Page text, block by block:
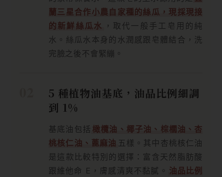
蘭三星合作小農自家種的絲瓜，現採現接
的新鮮絲瓜水 ，取代一般手工皂用的純
水。絲瓜水本身的水潤感跟皂體結合，洗
完臉之後不會緊繃。
5 種植物油基底，油品比例細調
到 1%
基底油包括 橄欖油、椰子油、棕櫚油、杏
桃核仁油、蓖麻油 五樣。其中杏桃核仁油
是這款比較特別的選擇：富含天然脂肪酸
跟維他命 E，膚感清爽不黏膩。 油品比例